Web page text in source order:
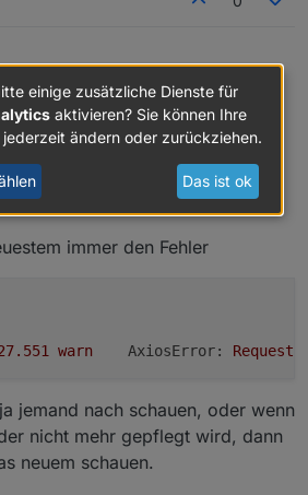
März 2025, 17:25
von
noch jemand um den Drops-
immer den Fehler
warn AxiosError: Request
jemand nach schauen, oder wenn
nicht mehr gepflegt wird, dann
neuem schauen.
einige zusätzliche Dienste für
aktivieren? Sie können Ihre
ändern oder zurückziehen.
Das ist ok